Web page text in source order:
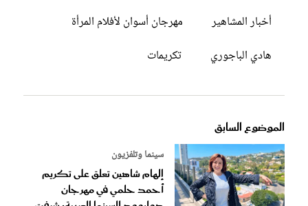
أخبار المشاهير
مهرجان أسوان لأفلام المرأة
هادي الباجوري
تكريمات
الموضوع السابق
سينما وتلفزيون
إلهام شاهين تعلق على تكريم
أحمد حلمي في مهرجان